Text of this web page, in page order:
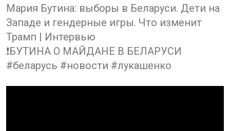
Мария Бутина: выборы в Беларуси. Дети на
Западе и гендерные игры. Что изменит
Трамп | Интервью
❗️БУТИНА О МАЙДАНЕ В БЕЛАРУСИ
#беларусь #новости #лукашенко